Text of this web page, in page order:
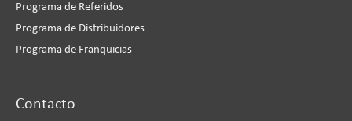
Programa de Referidos
Programa de Distribuidores
Programa de Franquicias
Contacto